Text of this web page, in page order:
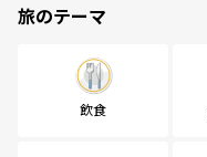
旅のテーマ
飲食